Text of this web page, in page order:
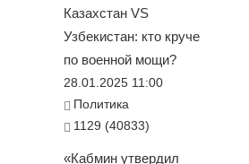
Казахстан VS
Узбекистан: кто круче
по военной мощи?
28.01.2025 11:00
Политика
1129 (40833)
«Кабмин утвердил